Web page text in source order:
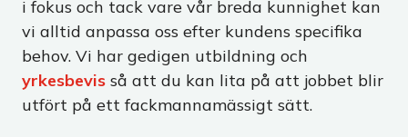
i fokus och tack vare vår breda kunnighet kan
vi alltid anpassa oss efter kundens specifika
behov. Vi har gedigen utbildning och
yrkesbevis så att du kan lita på att jobbet blir
utfört på ett fackmannamässigt sätt.